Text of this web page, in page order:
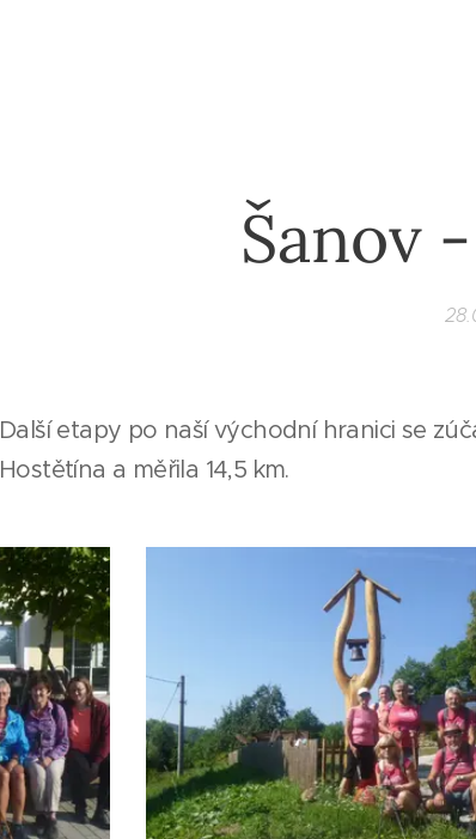
Šanov
Další etapy po naší východní hranici se
Hostětína a měřila 14,5 km.